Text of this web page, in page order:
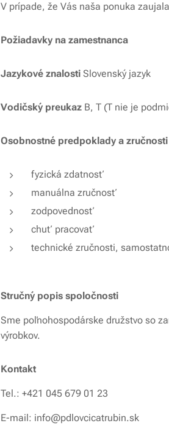
V prípade, že Vás naša ponuka
Požiadavky na zamestnanca
Jazykové znalosti Slovenský jazyk
Vodičský preukaz B, T (T nie je
Osobnostné predpoklady a zručnosti
fyzická zdatnosť
manuálna zručnosť
zodpovednosť
chuť pracovať
technické zručnosti,
Stručný popis spoločnosti
Sme poľnohospodárske družstvo so
výrobkov.
Kontakt
Tel.: +421 045 679 01 23
E-mail: info@pdlovcicatrubin.sk